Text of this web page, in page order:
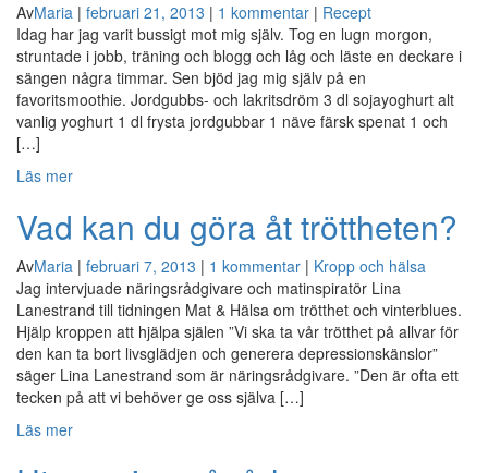
AvMaria | februari 21, 2013 | 1 kommentar | Recept
Idag har jag varit bussigt mot mig själv. Tog en lugn morgon,
struntade i jobb, träning och blogg och låg och läste en deckare i
sängen några timmar. Sen bjöd jag mig själv på en
favoritsmoothie. Jordgubbs- och lakritsdröm 3 dl sojayoghurt alt
vanlig yoghurt 1 dl frysta jordgubbar 1 näve färsk spenat 1 och
[…]
Läs mer
Vad kan du göra åt tröttheten?
AvMaria | februari 7, 2013 | 1 kommentar | Kropp och hälsa
Jag intervjuade näringsrådgivare och matinspiratör Lina
Lanestrand till tidningen Mat & Hälsa om trötthet och vinterblues.
Hjälp kroppen att hjälpa själen ”Vi ska ta vår trötthet på allvar för
den kan ta bort livsglädjen och generera depressionskänslor”
säger Lina Lanestrand som är näringsrådgivare. ”Den är ofta ett
tecken på att vi behöver ge oss själva […]
Läs mer